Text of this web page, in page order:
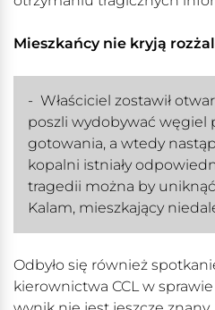
Mieszkańcy nie kryją
- Właściciel zostawił
poszli wydobywać węgiel
gotowania, a wtedy
kopalni istniały
tragedii można by
Kalam, mieszkający
Odbyło się również
kierownictwa CCL w